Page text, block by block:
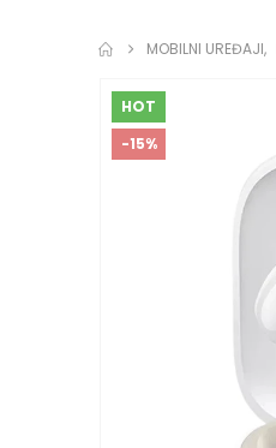
MOBILNI UREĐAJI,
HOT
-15%